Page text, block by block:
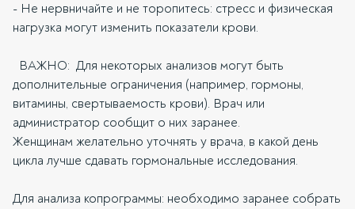
- Не нервничайте и не торопитесь: стресс и физическая
нагрузка могут изменить показатели крови.
ВАЖНО: Для некоторых анализов могут быть
дополнительные ограничения (например, гормоны,
витамины, свертываемость крови). Врач или
администратор сообщит о них заранее.
Женщинам желательно уточнять у врача, в какой день
цикла лучше сдавать гормональные исследования.
Для анализа копрограммы: необходимо заранее собрать